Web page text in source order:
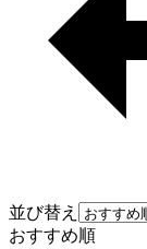
並び替え
おすすめ順